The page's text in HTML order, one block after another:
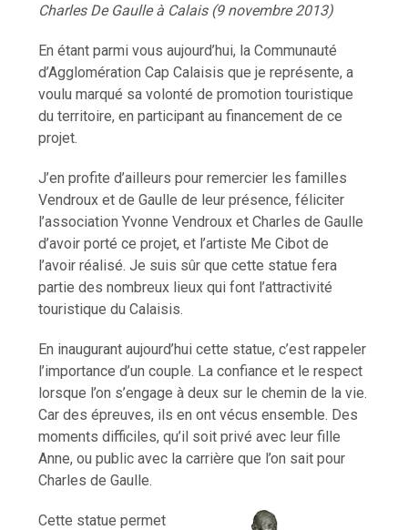
Charles De Gaulle à Calais (9 novembre 2013)
En étant parmi vous aujourd’hui, la Communauté
d’Agglomération Cap Calaisis que je représente, a
voulu marqué sa volonté de promotion touristique
du territoire, en participant au financement de ce
projet.
J’en profite d’ailleurs pour remercier les familles
Vendroux et de Gaulle de leur présence, féliciter
l’association Yvonne Vendroux et Charles de Gaulle
d’avoir porté ce projet, et l’artiste Me Cibot de
l’avoir réalisé. Je suis sûr que cette statue fera
partie des nombreux lieux qui font l’attractivité
touristique du Calaisis.
En inaugurant aujourd’hui cette statue, c’est rappeler
l’importance d’un couple. La confiance et le respect
lorsque l’on s’engage à deux sur le chemin de la vie.
Car des épreuves, ils en ont vécus ensemble. Des
moments difficiles, qu’il soit privé avec leur fille
Anne, ou public avec la carrière que l’on sait pour
Charles de Gaulle.
Cette statue permet